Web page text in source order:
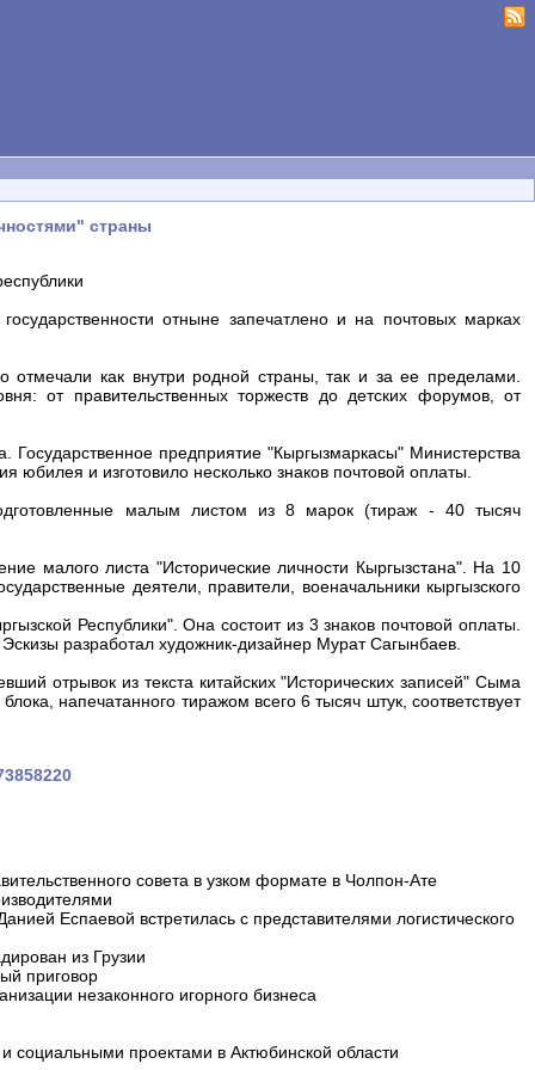
страны
отныне запечатлено и на почтовых марках
отмечали как внутри родной страны, так и за ее пределами.
от правительственных торжеств до детских форумов, от
предприятие "Кыргызмаркасы" Министерства
юбилея и изготовило несколько знаков почтовой оплаты.
малым листом из 8 марок (тираж - 40 тысяч
малого листа "Исторические личности Кыргызстана". На 10
деятели, правители, военачальники кыргызского
Республики". Она состоит из 3 знаков почтовой оплаты.
разработал художник-дизайнер Мурат Сагынбаев.
отрывок из текста китайских "Исторических записей" Сыма
напечатанного тиражом всего 6 тысяч штук, соответствует
совета в узком формате в Чолпон-Ате
Еспаевой встретилась с представителями логистического
из Грузии
приговор
незаконного игорного бизнеса
проектами в Актюбинской области